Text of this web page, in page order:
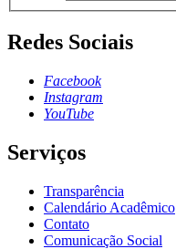
Redes Sociais
Facebook
Instagram
YouTube
Serviços
Transparência
Calendário Acadêmico
Contato
Comunicação Social